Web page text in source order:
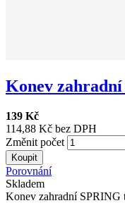
Konev zahradní
139 Kč
114,88 Kč bez DPH
Změnit počet
Koupit
Porovnání
Skladem
Konev zahradní SPRING